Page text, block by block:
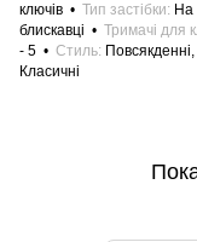
ключів
Тип застібки
На
блискавці
Тримачі для
- 5
Стиль Повсякденні,
Класичні